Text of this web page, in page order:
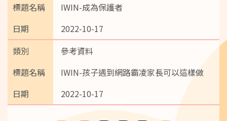
IWIN-成為保護者
2022-10-17
參考資料
IWIN-孩子遇到網路霸凌家長可以這樣做
2022-10-17